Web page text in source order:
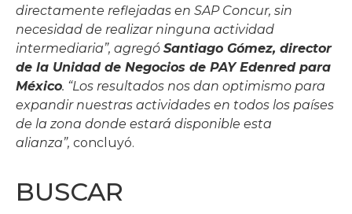
directamente reflejadas en SAP Concur, sin
necesidad de realizar ninguna actividad
intermediaria”, agregó Santiago Gómez, director
de la Unidad de Negocios de PAY Edenred para
México. “Los resultados nos dan optimismo para
expandir nuestras actividades en todos los países
de la zona donde estará disponible esta
alianza”, concluyó.
BUSCAR